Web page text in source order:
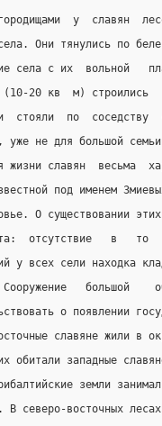
у  славян
Они тянулись по
села с их  вольной
(10-20 кв  м) строились
стояли  по  соседству
уже не для большой
жизни славян  весьма
под именем
О существовании
отсутствие   в   то
у всех сели находка
большой
о появлении
славяне жили в
обитали западные
земли
В северо-восточных